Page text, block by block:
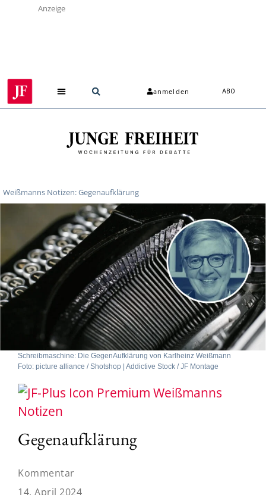
Anzeige
anmelden ABO
Weißmanns Notizen: Gegenaufklärung
Schreibmaschine: Die GegenAufklärung von Karlheinz Weißmann
Foto: picture alliance / Shotshop | Addictive Stock / JF Montage
Weißmanns
Notizen
Gegenaufklärung
Kommentar
14. April 2024